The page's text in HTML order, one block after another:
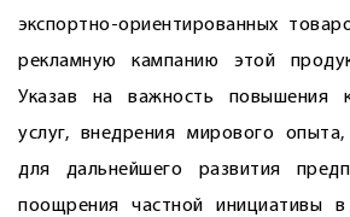
экспортно-ориентированных
рекламную кампанию этой
Указав на важность повышения
услуг, внедрения мирового
для дальнейшего развития
поощрения частной инициативы